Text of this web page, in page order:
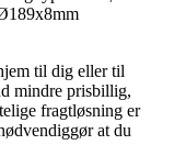
til dig eller til
mindre prisbillig,
fragtløsning er
at du